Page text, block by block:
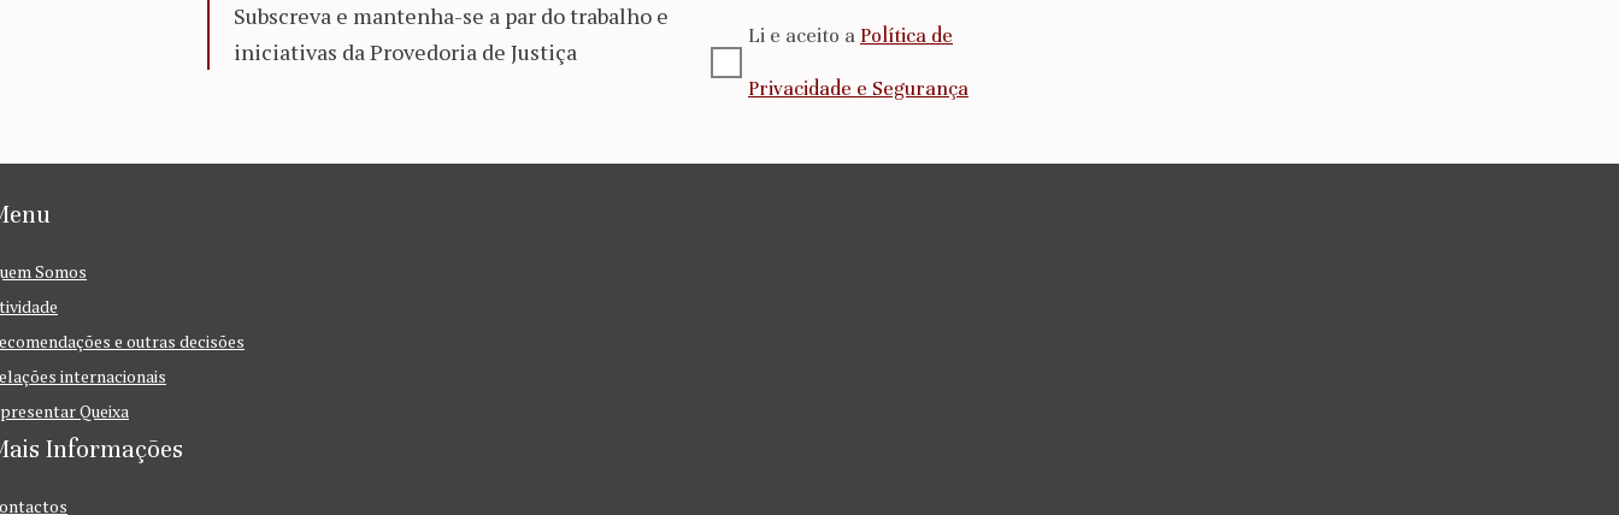
Subscreva e mantenha-se a par do trabalho e
iniciativas da Provedoria de Justiça
Li e aceito a Política de
Privacidade e Segurança
Somos
e outras decisões
internacionais
Queixa
Informações